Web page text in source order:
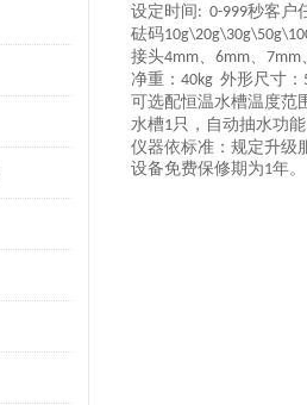
设定时间 : 0-999秒客户
砝码
接头4mm、 6mm、 7mm
净重： 40kg 外形尺寸：
可选配恒温水槽温度范
水槽1只，自动抽水功能
仪器依标准：规定升级
设备免费保修期为1年。